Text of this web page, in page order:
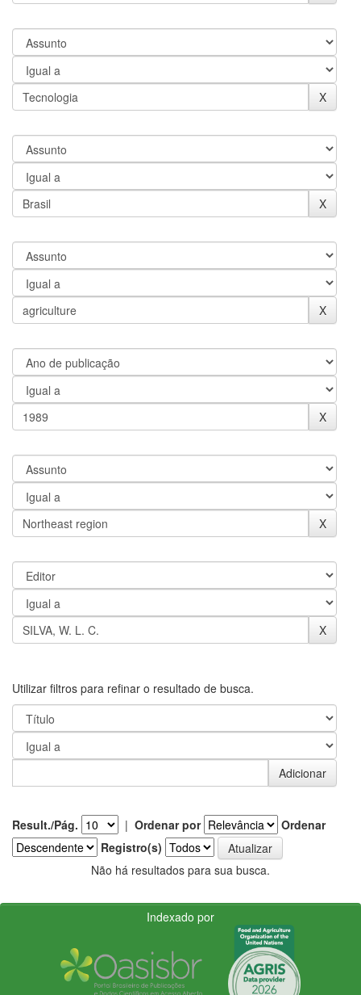
Utilizar filtros para refinar o resultado de busca.
Result./Pág. | Ordenar por
Ordenar
Registro(s)
Não há resultados para sua busca.
Indexado por